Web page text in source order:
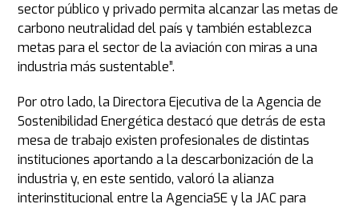
sector público y privado permita alcanzar las metas de
carbono neutralidad del país y también establezca
metas para el sector de la aviación con miras a una
industria más sustentable”.
Por otro lado, la Directora Ejecutiva de la Agencia de
Sostenibilidad Energética destacó que detrás de esta
mesa de trabajo existen profesionales de distintas
instituciones aportando a la descarbonización de la
industria y, en este sentido, valoró la alianza
interinstitucional entre la AgenciaSE y la JAC para